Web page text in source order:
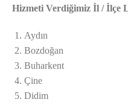
Hizmeti Verdiğimiz İl / İlçe
Aydın
Bozdoğan
Buharkent
Çine
Didim